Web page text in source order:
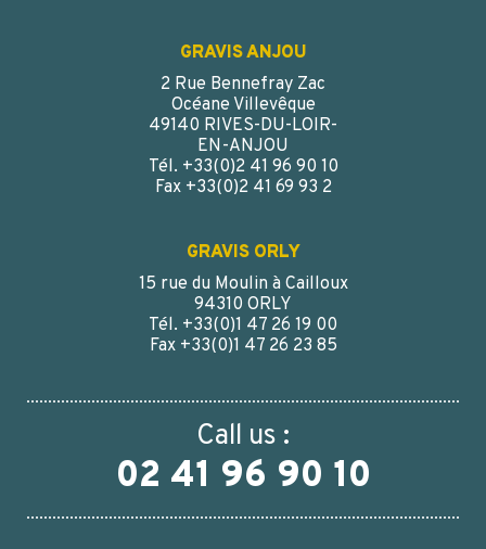
GRAVIS ANJOU
2 Rue Bennefray Zac
Océane Villevêque
49140 RIVES-DU-LOIR-
EN-ANJOU
Tél. +33(0)2 41 96 90 10
Fax +33(0)2 41 69 93 2
GRAVIS ORLY
15 rue du Moulin à Cailloux
94310 ORLY
Tél. +33(0)1 47 26 19 00
Fax +33(0)1 47 26 23 85
Call us :
02 41 96 90 10